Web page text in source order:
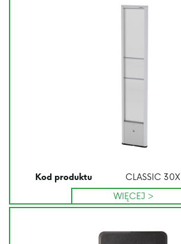
Kod produktu
CLASSIC 30X
WIĘCEJ >